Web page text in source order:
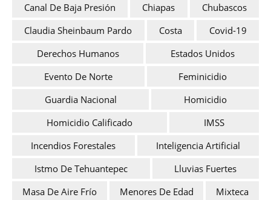
Canal De Baja Presión
Chiapas
Chubascos
Claudia Sheinbaum Pardo
Costa
Covid-19
Derechos Humanos
Estados Unidos
Evento De Norte
Feminicidio
Guardia Nacional
Homicidio
Homicidio Calificado
IMSS
Incendios Forestales
Inteligencia Artificial
Istmo De Tehuantepec
Lluvias Fuertes
Masa De Aire Frío
Menores De Edad
Mixteca